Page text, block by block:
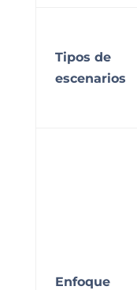
Tipos de
escenarios
Enfoque